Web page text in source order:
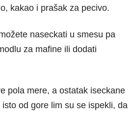
kakao i prašak za pecivo.
naseckati u smesu pa
za mafine ili dodati
pola mere, a ostatak iseckane
od gore lim su se ispekli, da